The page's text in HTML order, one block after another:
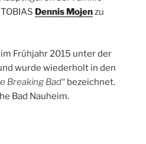
Dennis Mojenzu
Frühjahr 2015 unter der
wurde wiederholt in den
Breaking Bad“ bezeichnet.
Bad Nauheim.